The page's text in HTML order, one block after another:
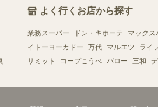
よく行くお店から探す
業務スーパー ドン・キホーテ マックス
イトーヨーカドー
万代 マルエツ ライ
サミット
コープこうべ バロー 三和